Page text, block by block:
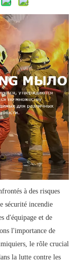
à des risques
sécurité incendie
d'équipage et de
l'importance de
le rôle crucial
la lutte contre les